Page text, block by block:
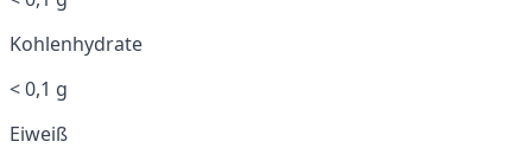
Kohlenhydrate
< 0,1 g
Eiweiß